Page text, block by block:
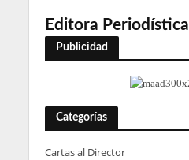
Editora Periodística
Publicidad
Categorías
Cartas al Director